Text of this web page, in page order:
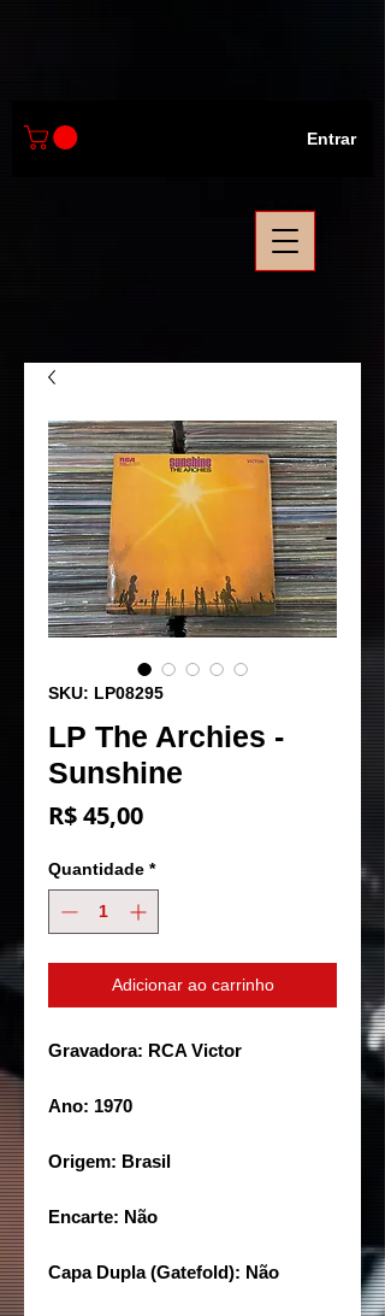
Entrar
SKU: LP08295
LP The Archies -
Sunshine
R$ 45,00Preço
Quantidade *
Adicionar ao carrinho
Gravadora: RCA Victor
Ano: 1970
Origem: Brasil
Encarte: Não
Capa Dupla (Gatefold): Não